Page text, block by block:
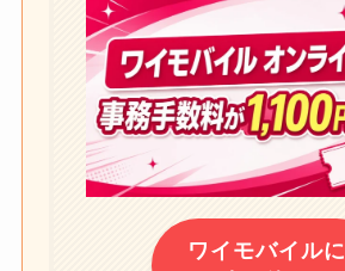
ワイモバイルに